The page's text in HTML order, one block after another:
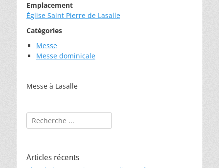
Emplacement
Église Saint Pierre de Lasalle
Catégories
Messe
Messe dominicale
Messe à Lasalle
Rechercher :
Articles récents